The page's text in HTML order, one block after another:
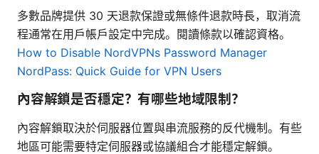
多數品牌提供 30 天退款保證或無條件退款時長，取消流
程通常在用戶帳戶設定中完成。閱讀條款以確認資格。
How to Disable NordVPNs Password Manager
NordPass: Quick Guide for VPN Users
內容解鎖是否穩定？有哪些地域限制？
內容解鎖取決於伺服器位置與串流服務的反代機制。有些
地區可能需要特定伺服器或協議組合才能穩定解鎖。